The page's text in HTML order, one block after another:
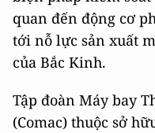
quan đến động cơ
tới nỗ lực sản xuất
của Bắc Kinh.
Tập đoàn Máy bay
(Comac) thuộc sở